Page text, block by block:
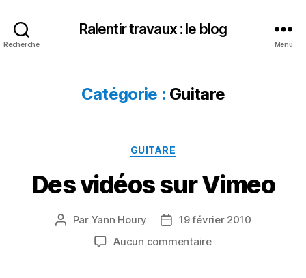
Recherche
Ralentir travaux : le blog
Menu
Catégorie : Guitare
Catégories
GUITARE
Des vidéos sur Vimeo
Auteur
Par Yann Houry
Date19 février 2010
Aucun commentairesur